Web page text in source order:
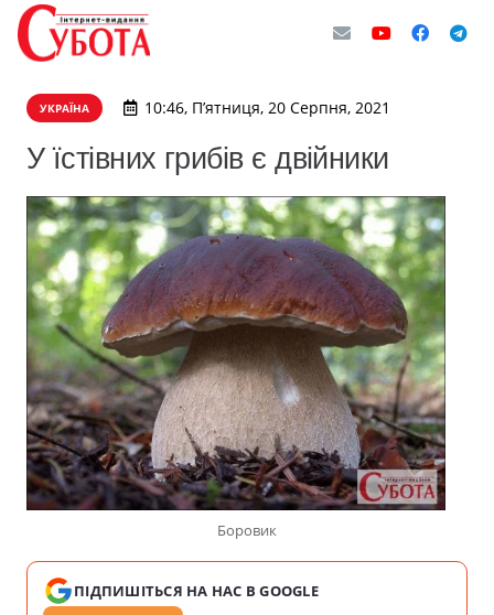
УКРАЇНА 10:46, П’ятниця, 20 Серпня, 2021
У їстівних грибів є двійники
Боровик
ПІДПИШІТЬСЯ НА НАС В GOOGLE